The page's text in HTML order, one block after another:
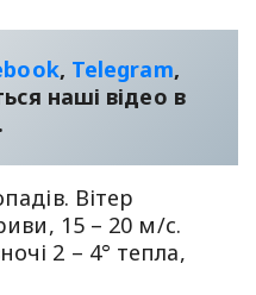
, Telegram,
наші відео в
.
Вітер
15 – 20 м/с.
2 – 4° тепла,